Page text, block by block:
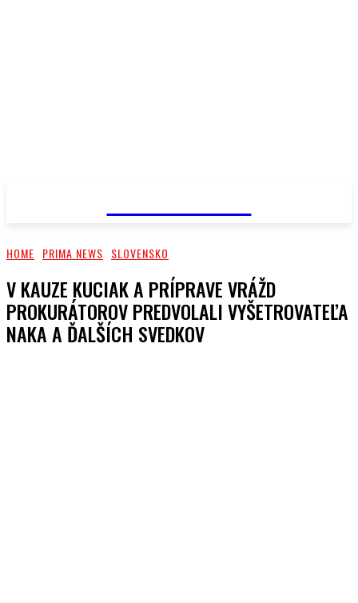
HOME PRIMA NEWS SLOVENSKO
V KAUZE KUCIAK A PRÍPRAVE VRÁŽD
PROKURÁTOROV PREDVOLALI VYŠETROVATEĽA
NAKA A ĎALŠÍCH SVEDKOV